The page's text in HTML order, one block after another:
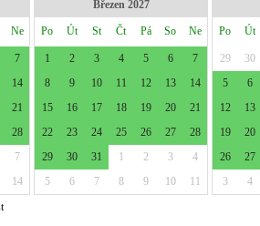
Ne
7
14
21
28
7
14
Březen 2027
Po Út St Čt Pá So Ne
1 2 3 4 5 6
7
8
9 10 11 12 13
14
15
16 17 18 19 20
21
22
23 24 25 26 27
28
29
30 31 1 2 3
4
5
6 7 8 9 10 11
Po Út
29 30
5
6
12
13
19
20
26
27
3
4